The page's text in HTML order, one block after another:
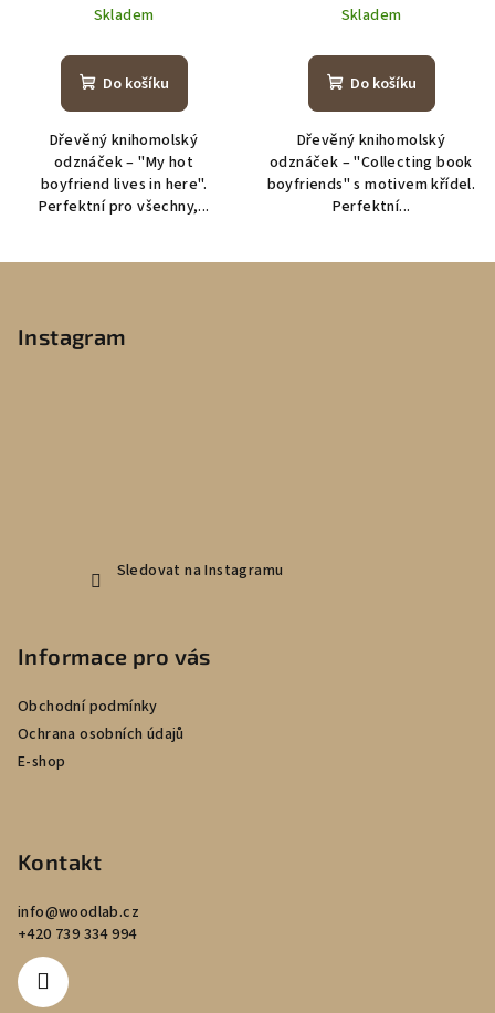
Skladem
Do košíku
Dřevěný knihomolský
odznáček – "My hot
boyfriend lives in here".
Perfektní pro všechny,...
Skladem
Do košíku
Dřevěný knihomolský
odznáček – "Collecting book
boyfriends" s motivem křídel.
Perfektní...
Instagram
Sledovat na Instagramu
Informace pro vás
Obchodní podmínky
Ochrana osobních údajů
E-shop
Kontakt
info@woodlab.cz
+420 739 334 994